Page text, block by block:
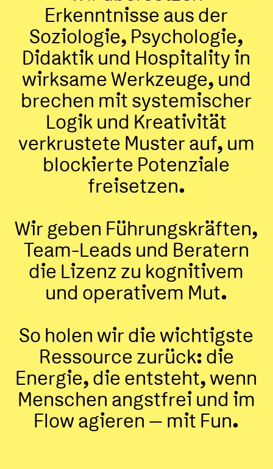
Erkenntnisse aus der
Soziologie, Psychologie,
Didaktik und Hospitality in
wirksame Werkzeuge, und
brechen mit systemischer
Logik und Kreativität
verkrustete Muster auf, um
blockierte Potenziale
freisetzen.
Wir geben Führungskräften,
Team-Leads und Beratern
die Lizenz zu kognitivem
und operativem Mut.
So holen wir die wichtigste
Ressource zurück: die
Energie, die entsteht, wenn
Menschen angstfrei und im
Flow agieren – mit Fun.